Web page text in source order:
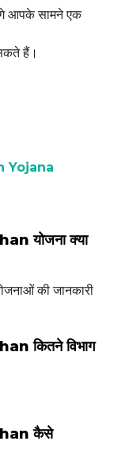
आपके सामने एक
हैं।
Yojana
योजना क्या
की जानकारी
कितने विभाग
कैसे